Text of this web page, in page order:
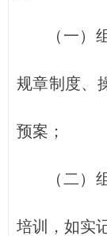
（一）组
规章制度、
预案；
（二）组
培训，如实